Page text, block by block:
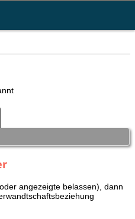
angezeigte belassen), dann